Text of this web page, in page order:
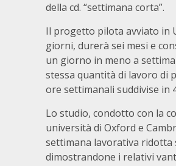
della cd. “settimana corta”.
Il progetto pilota avviato in
giorni, durerà sei mesi e
un giorno in meno a
stessa quantità di lavoro di
ore settimanali suddivise in
Lo studio, condotto con la
università di Oxford e
settimana lavorativa ridotta
dimostrandone i relativi